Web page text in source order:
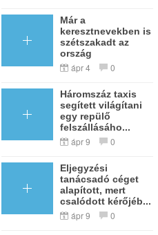
Már a
keresztnevekben is
szétszakadt az
ország
ápr 4 0
Háromszáz taxis
segített világítani
egy repülő
felszállásáho...
ápr 9 0
Eljegyzési
tanácsadó céget
alapított, mert
csalódott kérőjéb...
ápr 9 0